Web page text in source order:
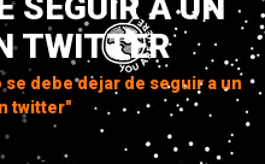
TWITTER
debe dejar de seguir a un
twitter"